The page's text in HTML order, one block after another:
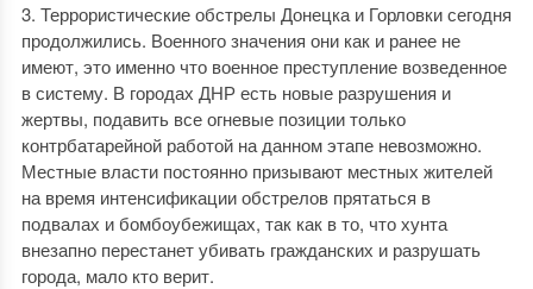
3. Террористические обстрелы Донецка и Горловки сегодня
продолжились. Военного значения они как и ранее не
имеют, это именно что военное преступление возведенное
в систему. В городах ДНР есть новые разрушения и
жертвы, подавить все огневые позиции только
контрбатарейной работой на данном этапе невозможно.
Местные власти постоянно призывают местных жителей
на время интенсификации обстрелов прятаться в
подвалах и бомбоубежищах, так как в то, что хунта
внезапно перестанет убивать гражданских и разрушать
города, мало кто верит.